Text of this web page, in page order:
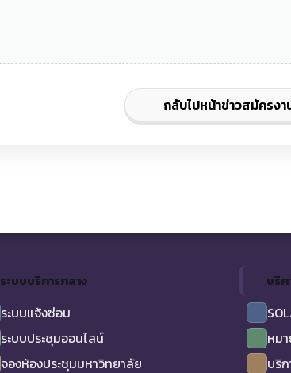
กลับไปหน้าข่าวสมัครงา
ระบบบริการกลาง
ระบบแจ้งซ่อม
ระบบประชุมออนไลน์
จองห้องประชุมมหาวิทยาลัย
บริ
หม
บริ